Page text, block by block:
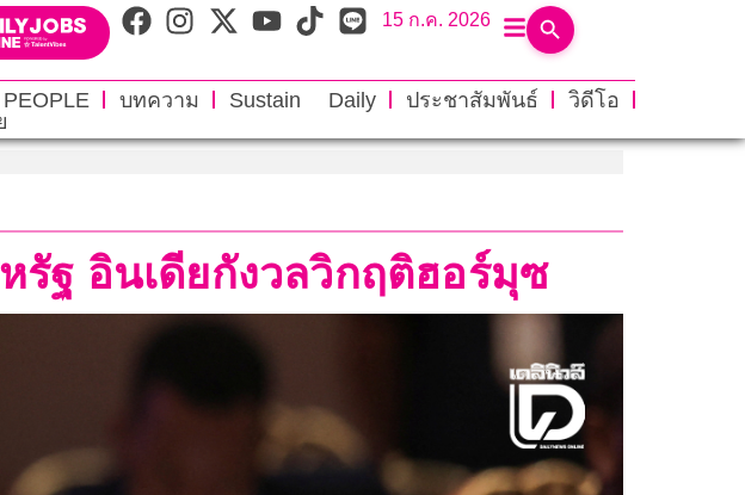
15 ก.ค. 2026
PEOPLE บทความ Sustain Daily ประชาสัมพันธ์
วิดีโอ
ฐ อินเดียกังวลวิกฤติฮอร์มุซ